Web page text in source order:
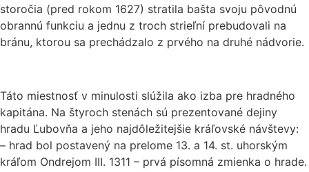
storočia (pred rokom 1627) stratila bašta svoju pôvodnú
obrannú funkciu a jednu z troch strieľní prebudovali na
bránu, ktorou sa prechádzalo z prvého na druhé nádvorie.
Táto miestnosť v minulosti slúžila ako izba pre hradného
kapitána. Na štyroch stenách sú prezentované dejiny
hradu Ľubovňa a jeho najdôležitejšie kráľovské návštevy:
– hrad bol postavený na prelome 13. a 14. st. uhorským
kráľom Ondrejom III. 1311 – prvá písomná zmienka o hrade.